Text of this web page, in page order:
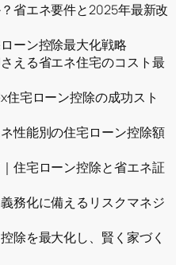
省エネ要件と2025年最新改
ーン控除最大化戦略
える省エネ住宅のコスト最
宅ローン控除の成功スト
性能別の住宅ローン控除額
住宅ローン控除と省エネ証
務化に備えるリスクマネジ
除を最大化し、賢く家づく